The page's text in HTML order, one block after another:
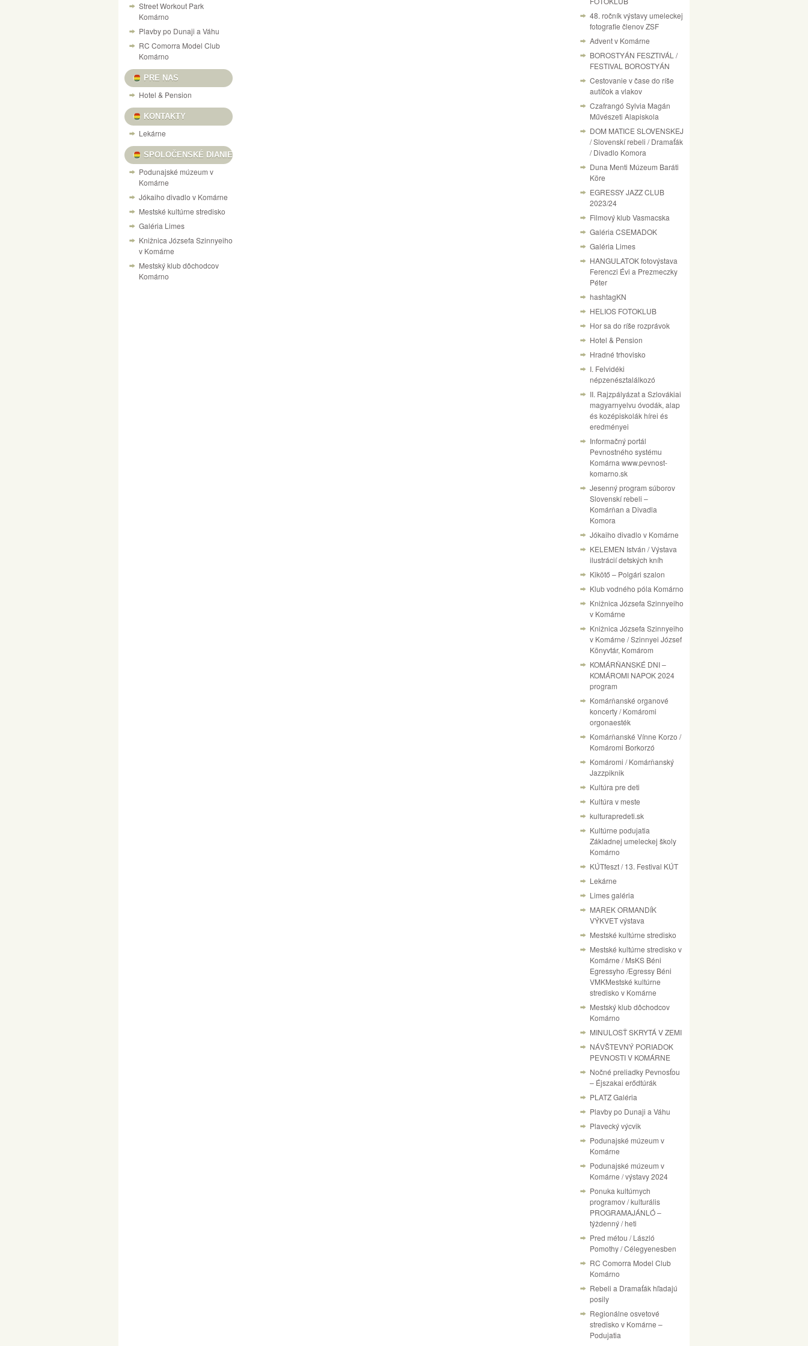
Street Workout Park
Komárno
Plavby po Dunaji a Váhu
RC Comorra Model Club
Komárno
PRE NAS
Hotel & Pension
KONTAKTY
Lekárne
SPOLOČENSKÉ DIANIE
Podunajské múzeum v
Komárne
Jókaiho divadlo v Komárne
Mestské kultúrne stredisko
Galéria Limes
Knižnica Józsefa Szinnyeiho
v Komárne
Mestský klub dôchodcov
Komárno
48. ročník výstavy umeleckej
fotografie členov ZSF
Advent v Komárne
BOROSTYÁN FESZTIVÁL /
FESTIVAL BOROSTYÁN
Cestovanie v čase do ríše
autíčok a vlakov
Czafrangó Sylvia Magán
Művészeti Alapiskola
DOM MATICE SLOVENSKEJ
/ Slovenskí rebeli / Dramaťák
/ Divadlo Komora
Duna Menti Múzeum Baráti
Köre
EGRESSY JAZZ CLUB
2023/24
Filmový klub Vasmacska
Galéria CSEMADOK
Galéria Limes
HANGULATOK fotovýstava
Ferenczi Évi a Prezmeczky
Péter
hashtagKN
HELIOS FOTOKLUB
Hor sa do ríše rozprávok
Hotel & Pension
Hradné trhovisko
I. Felvidéki
népzenésztalálkozó
II. Rajzpályázat a Szlovákiai
magyarnyelvu óvodák, alap
és kozépiskolák hírei és
eredményei
Informačný portál
Pevnostného systému
Komárna www.pevnost-
komarno.sk
Jesenný program súborov
Slovenskí rebeli –
Komárňan a Divadla
Komora
Jókaiho divadlo v Komárne
KELEMEN István / Výstava
ilustrácií detských kníh
Kikötő – Polgári szalon
Klub vodného póla Komárno
Knižnica Józsefa Szinnyeiho
v Komárne
Knižnica Józsefa Szinnyeiho
v Komárne / Szinnyei József
Könyvtár, Komárom
KOMÁRŇANSKÉ DNI –
KOMÁROMI NAPOK 2024
program
Komárňanské organové
koncerty / Komáromi
orgonaesték
Komárňanské Vínne Korzo /
Komáromi Borkorzó
Komáromi / Komárňanský
Jazzpiknik
Kultúra pre deti
Kultúra v meste
kulturapredeti.sk
Kultúrne podujatia
Základnej umeleckej školy
Komárno
KÚTfeszt / 13. Festival KÚT
Lekárne
Limes galéria
MAREK ORMANDÍK
VÝKVET výstava
Mestské kultúrne stredisko
Mestské kultúrne stredisko v
Komárne / MsKS Béni
Egressyho /Egressy Béni
VMKMestské kultúrne
stredisko v Komárne
Mestský klub dôchodcov
Komárno
MINULOSŤ SKRYTÁ V ZEMI
NÁVŠTEVNÝ PORIADOK
PEVNOSTI V KOMÁRNE
Nočné preliadky Pevnosťou
– Éjszakai erődtúrák
PLATZ Galéria
Plavby po Dunaji a Váhu
Plavecký výcvik
Podunajské múzeum v
Komárne
Podunajské múzeum v
Komárne / výstavy 2024
Ponuka kultúrnych
programov / kulturális
PROGRAMAJÁNLÓ –
týždenný / heti
Pred métou / László
Pomothy / Célegyenesben
RC Comorra Model Club
Komárno
Rebeli a Dramaťák hľadajú
posily
Regionálne osvetové
stredisko v Komárne –
Podujatia